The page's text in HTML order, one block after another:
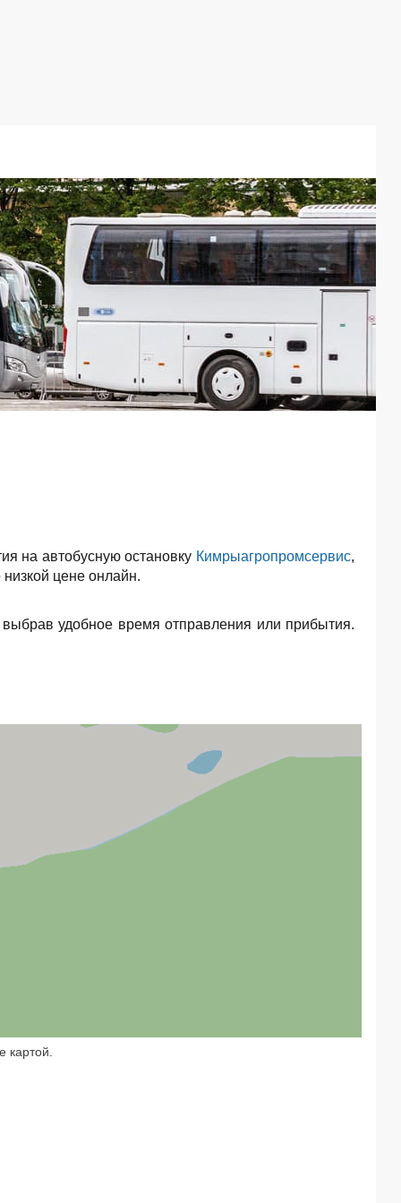
на автобусную остановку Кимрыагропромсервис,
цене онлайн.
удобное время отправления или прибытия.
картой.